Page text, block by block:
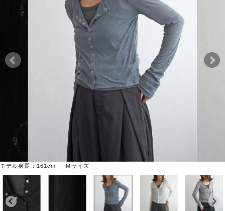
モデル身長：161cm Mサイズ